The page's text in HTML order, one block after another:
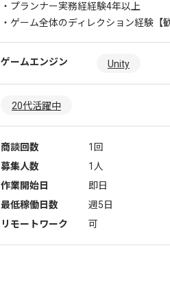
・プランナー実務経経験4年以上
・ゲーム全体のディレクション経験
ゲームエンジン Unity
20代活躍中
商談回数
1回
募集人数
1人
作業開始日
即日
最低稼働日数
週5日
リモートワーク
可